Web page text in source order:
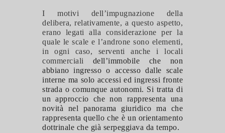
I motivi dell’impugnazione della
delibera, relativamente, a questo aspetto,
erano legati alla considerazione per la
quale le scale e l’androne sono elementi,
in ogni caso, serventi anche i locali
commerciali dell’immobile che non
abbiano ingresso o accesso dalle scale
interne ma solo accessi ed ingressi fronte
strada o comunque autonomi. Si tratta di
un approccio che non rappresenta una
novità nel panorama giuridico ma che
rappresenta quello che è un orientamento
dottrinale che già serpeggiava da tempo.